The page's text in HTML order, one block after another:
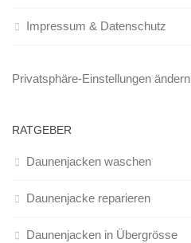
Impressum & Datenschutz
Privatsphäre-Einstellungen ändern
RATGEBER
Daunenjacken waschen
Daunenjacke reparieren
Daunenjacken in Übergrösse